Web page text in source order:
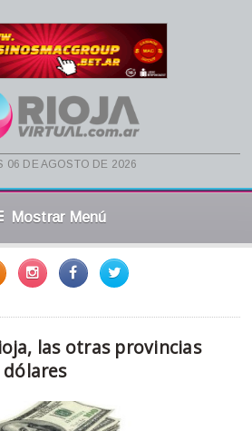
06 de agosto de 2026
Mostrar Menú
las otras provincias